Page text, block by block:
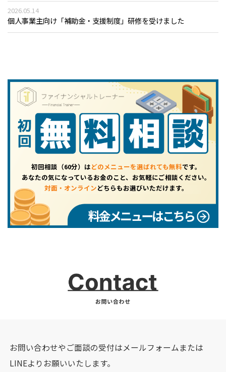
2026.05.14
個人事業主向け「補助金・支援制度」研修を受けました
初回相談（60分）はどのメニューを選ばれても無料です。
あなたの気になっているお金のこと、お気軽にご相談ください。
対面・オンラインどちらもお選びいただけます。
料金メニューはこちら
お問い合わせやご面談の受付はメールフォームまたは
LINEよりお願いいたします。